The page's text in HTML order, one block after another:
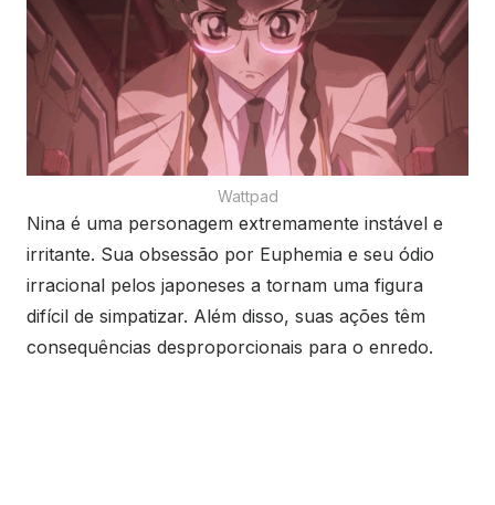
Wattpad
Nina é uma personagem extremamente instável e
irritante. Sua obsessão por Euphemia e seu ódio
irracional pelos japoneses a tornam uma figura
difícil de simpatizar. Além disso, suas ações têm
consequências desproporcionais para o enredo.